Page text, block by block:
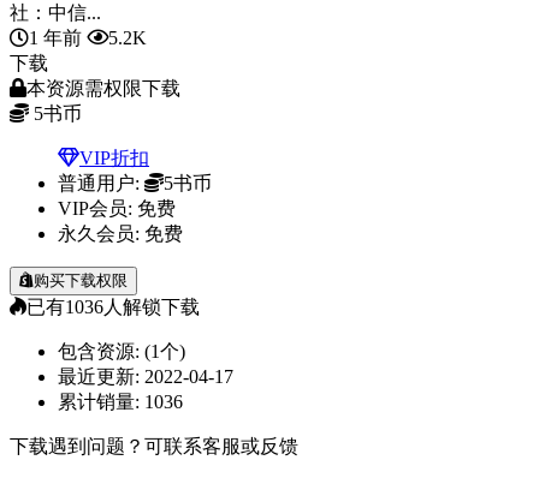
社：中信...
1 年前
5.2K
下载
本资源需权限下载
5书币
VIP折扣
普通用户:
5书币
VIP会员: 免费
永久会员: 免费
购买下载权限
已有1036人解锁下载
包含资源: (1个)
最近更新: 2022-04-17
累计销量: 1036
下载遇到问题？可联系客服或反馈